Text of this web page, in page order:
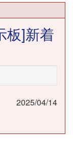
板]新着
2025/04/14